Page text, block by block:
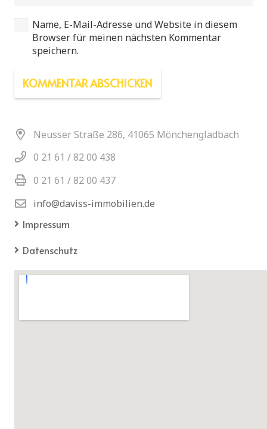
Name, E-Mail-Adresse und Website in diesem
Browser für meinen nächsten Kommentar
speichern.
KOMMENTAR ABSCHICKEN
Neusser Straße 286, 41065 Mönchengladbach
0 21 61 / 82 00 438
0 21 61 / 82 00 437
info@daviss-immobilien.de
Impressum
Datenschutz